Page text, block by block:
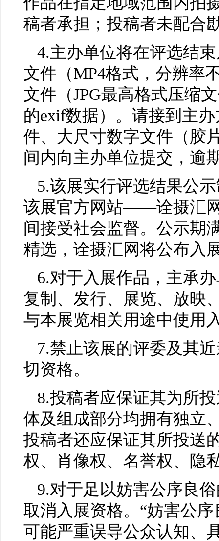
稿者承担；投稿者未配合
4.主办单位将在评选结
文件（MP4格式，分辨率
文件（JPG最高格式压缩
的exif数据）。请接到主
件、大尺寸数字文件（胶
间内向主办单位提交，逾
5.该展实行评选结果公
该展官方网站——诠摄汇
间接受社会监督。公示期
精选，诠摄汇网将公布入
6.对于入展作品，主承
复制、发行、展览、放映
与本展览相关用途中使用
7.禁止该展的评委及其
切资格。
8.投稿者应保证其为所
体及组成部分均拥有独立
投稿者还应保证其所投送
权、肖像权、名誉权、隐
9.对于足以妨害公序良
取消入展资格。“妨害公
可能严重误导公众认知、